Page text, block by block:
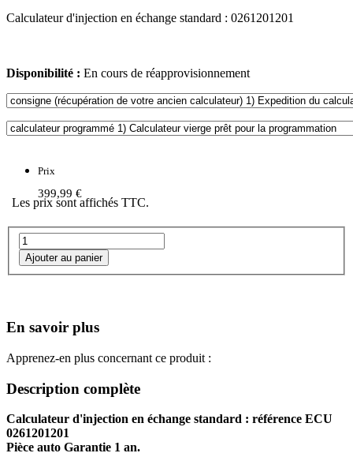
Calculateur d'injection en échange standard : 0261201201
Disponibilité : En cours de réapprovisionnement
Prix
399,99 €
Les prix sont affichés TTC.
En savoir plus
Apprenez-en plus concernant ce produit :
Description complète
Calculateur d'injection en échange standard : référence ECU
0261201201
Pièce auto Garantie 1 an.